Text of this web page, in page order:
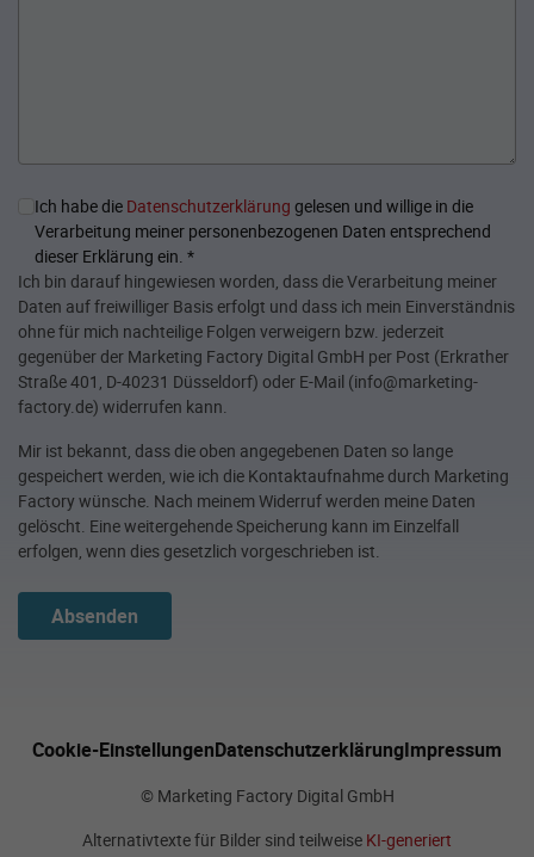
Ich habe die Datenschutzerklärung gelesen und willige in die
Verarbeitung meiner personenbezogenen Daten entsprechend
dieser Erklärung ein. *
Ich bin darauf hingewiesen worden, dass die Verarbeitung meiner
Daten auf freiwilliger Basis erfolgt und dass ich mein Einverständnis
ohne für mich nachteilige Folgen verweigern bzw. jederzeit
gegenüber der Marketing Factory Digital GmbH per Post (Erkrather
Straße 401, D-40231 Düsseldorf) oder E-Mail (info@marketing-
factory.de) widerrufen kann.
Mir ist bekannt, dass die oben angegebenen Daten so lange
gespeichert werden, wie ich die Kontaktaufnahme durch Marketing
Factory wünsche. Nach meinem Widerruf werden meine Daten
gelöscht. Eine weitergehende Speicherung kann im Einzelfall
erfolgen, wenn dies gesetzlich vorgeschrieben ist.
Absenden
Cookie-EinstellungenDatenschutzerklärungImpressum
© Marketing Factory Digital GmbH
Alternativtexte für Bilder sind teilweise KI-generiert